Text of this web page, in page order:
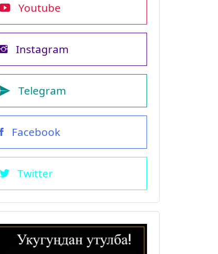
Youtube
Instagram
Telegram
Facebook
Twitter